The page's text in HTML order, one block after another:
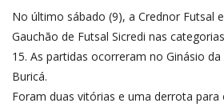
No último sábado (9), a Crednor Futsal
Gauchão de Futsal Sicredi nas
15. As partidas ocorreram no Ginásio
Buricá.
Foram duas vitórias e uma derrota